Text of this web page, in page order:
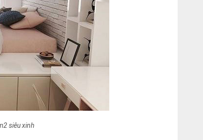
siêu xinh